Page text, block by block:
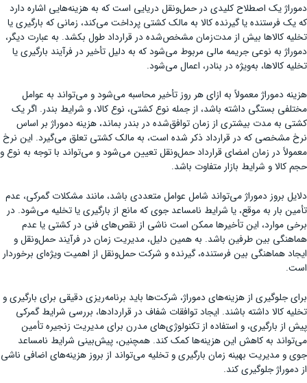
دموراژ یک اصطلاح کلیدی در حمل‌ونقل دریایی است که به هزینه‌هایی اشاره دارد
که یک فرستنده یا گیرنده کالا به مالک کشتی پرداخت می‌کند، زمانی که بارگیری یا
تخلیه کالاها بیش از مدت‌زمان مشخص‌شده در قرارداد طول بکشد. به عبارت دیگر،
دموراژ به نوعی جریمه مالی مربوط می‌شود که به دلیل تأخیر در فرآیند بارگیری یا
تخلیه کالاها، به‌ویژه در بنادر، اعمال می‌شود.
هزینه دموراژ معمولاً به ازای هر روز تأخیر محاسبه می‌شود و می‌تواند به عوامل
مختلفی بستگی داشته باشد، از جمله نوع کشتی، نوع کالا، و شرایط بندر. اگر یک
کشتی به مدت بیشتری از زمان توافق‌شده در بندر بماند، هزینه دموراژ بر اساس
نرخ مشخصی که در قرارداد ذکر شده است، به مالک کشتی تعلق می‌گیرد. این نرخ
معمولاً در زمان امضای قرارداد حمل‌ونقل تعیین می‌شود و می‌تواند با توجه به نوع و
حجم کالا و شرایط بازار متفاوت باشد.
دلایل بروز دموراژ می‌تواند شامل عوامل متعددی باشد، مانند مشکلات گمرکی، عدم
تأمین بار به موقع، یا شرایط نامساعد جوی که مانع از بارگیری یا تخلیه می‌شود. در
برخی موارد، این تأخیرها ممکن است ناشی از نقص‌های فنی در کشتی یا عدم
هماهنگی بین طرفین باشد. به همین دلیل، مدیریت زمان در فرآیند حمل‌ونقل و
ایجاد هماهنگی بین فرستنده، گیرنده و شرکت حمل‌ونقل از اهمیت ویژه‌ای برخوردار
است.
برای جلوگیری از هزینه‌های دموراژ، شرکت‌ها باید برنامه‌ریزی دقیقی برای بارگیری و
تخلیه کالا داشته باشند. ایجاد توافقات شفاف در قراردادها، بررسی شرایط گمرکی
پیش از بارگیری، و استفاده از تکنولوژی‌های مدرن برای مدیریت زنجیره تأمین
می‌تواند به کاهش این هزینه‌ها کمک کند. همچنین، پیش‌بینی شرایط نامساعد
جوی و مدیریت بهینه زمان بارگیری و تخلیه می‌تواند از بروز هزینه‌های اضافی ناشی
از دموراژ جلوگیری کند.